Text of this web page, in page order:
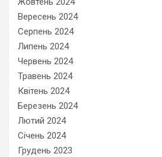
Вересень 2024
Серпень 2024
Липень 2024
Червень 2024
Травень 2024
Квітень 2024
Березень 2024
Лютий 2024
Січень 2024
Грудень 2023